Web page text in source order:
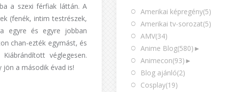
a szexi férfiak láttán. A
(fenék, intim testrészek,
egyre és egyre jobban
chan-ezték egymást, és
véglegesen.
a második évad is!
Amerikai képregény(5)
Amerikai tv-sorozat(5)
AMV(34)
Anime Blog(580) ►
Animecon(93) ►
Blog ajánló(2)
Cosplay(19)